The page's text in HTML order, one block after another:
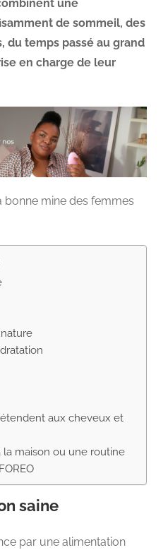
une
de sommeil, des
du temps passé au grand
en charge de leur
bonne mine des femmes
aux cheveux et
la maison ou une routine
saine
par une alimentation